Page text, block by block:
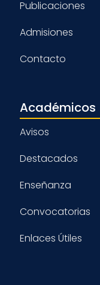
Publicaciones
Admisiones
Contacto
Académicos
Avisos
Destacados
Enseñanza
Convocatorias
Enlaces Útiles